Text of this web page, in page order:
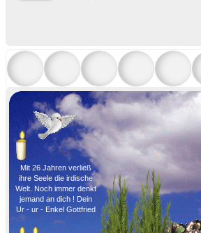
Mit 26 Jahren verließ
ihre Seele die irdische
Welt. Noch immer denkt
jemand an dich ! Dein
Ur - ur - Enkel Gottfried